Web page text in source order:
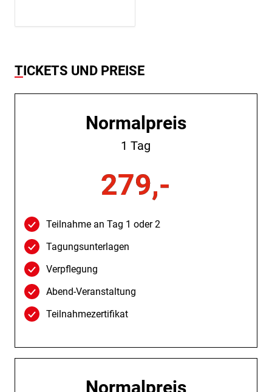
TICKETS UND PREISE
Normalpreis
1 Tag
279,-
Teilnahme an Tag 1 oder 2
Tagungsunterlagen
Verpflegung
Abend-Veranstaltung
Teilnahmezertifikat
Normalpreis